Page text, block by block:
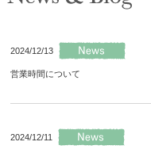
2024/12/13
営業時間について
2024/12/11